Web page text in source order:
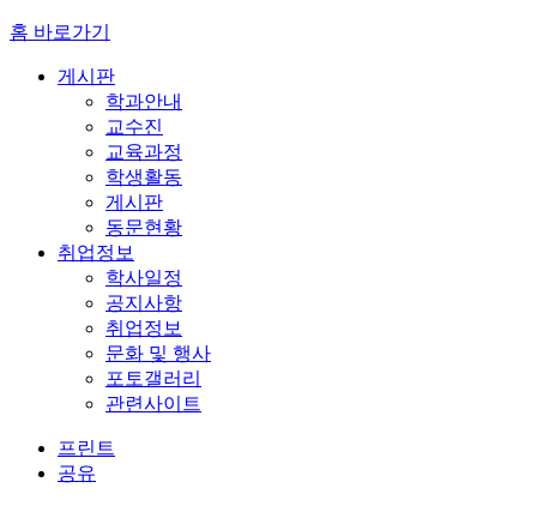
홈 바로가기
게시판
학과안내
교수진
교육과정
학생활동
게시판
동문현황
취업정보
학사일정
공지사항
취업정보
문화 및 행사
포토갤러리
관련사이트
프린트
공유